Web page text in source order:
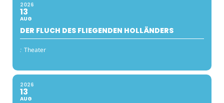
2026
13
AUG
DER FLUCH DES FLIEGENDEN HOLLÄNDERS
: Theater
2026
13
AUG